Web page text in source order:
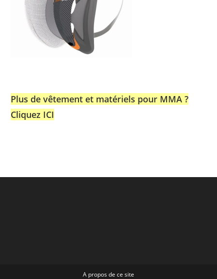
Plus de vêtement et matériels pour MMA ?
Cliquez ICI
A propos de ce site